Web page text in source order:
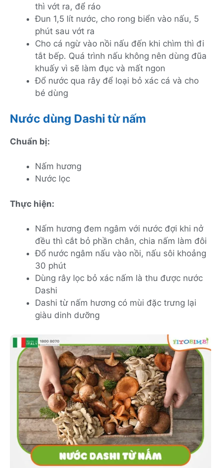
thì vớt ra, để ráo
Đun 1,5 lít nước, cho rong biển vào nấu, 5
phút sau vớt ra
Cho cá ngừ vào nồi nấu đến khi chìm thì đi
tắt bếp. Quá trình nấu không nên dùng đũa
khuấy vì sẽ làm đục và mất ngon
Đổ nước qua rây để loại bỏ xác cá và cho
bé dùng
Nước dùng Dashi từ nấm
Chuẩn bị:
Nấm hương
Nước lọc
Thực hiện:
Nấm hương đem ngâm với nước đợi khi nở
đều thì cắt bỏ phần chân, chia nấm làm đôi
Đổ nước ngâm nấu vào nồi, nấu sôi khoảng
30 phút
Dùng rây lọc bỏ xác nấm là thu được nước
Dashi
Dashi từ nấm hương có mùi đặc trưng lại
giàu dinh dưỡng